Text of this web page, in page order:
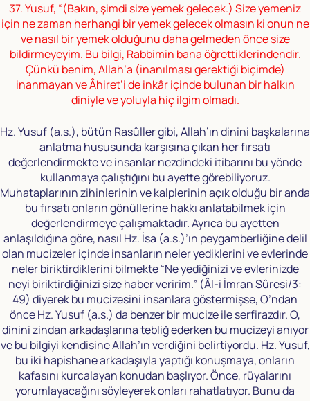
37. Yusuf, “(Bakın, şimdi size yemek gelecek.) Size yemeniz
için ne zaman herhangi bir yemek gelecek olmasın ki onun ne
ve nasıl bir yemek olduğunu daha gelmeden önce size
bildirmeyeyim. Bu bilgi, Rabbimin bana öğrettiklerindendir.
Çünkü benim, Allah’a (inanılması gerektiği biçimde)
inanmayan ve Âhiret’i de inkâr içinde bulunan bir halkın
diniyle ve yoluyla hiç ilgim olmadı.
Hz. Yusuf (a.s.), bütün Rasûller gibi, Allah’ın dinini başkalarına
anlatma hususunda karşısına çıkan her fırsatı
değerlendirmekte ve insanlar nezdindeki itibarını bu yönde
kullanmaya çalıştığını bu ayette görebiliyoruz.
Muhataplarının zihinlerinin ve kalplerinin açık olduğu bir anda
bu fırsatı onların gönüllerine hakkı anlatabilmek için
değerlendirmeye çalışmaktadır. Ayrıca bu ayetten
anlaşıldığına göre, nasıl Hz. İsa (a.s.)’ın peygamberliğine delil
olan mucizeler içinde insanların neler yediklerini ve evlerinde
neler biriktirdiklerini bilmekte “Ne yediğinizi ve evlerinizde
neyi biriktirdiğinizi size haber veririm.” (Âl-i İmran Sûresi/3:
49) diyerek bu mucizesini insanlara göstermişse, O’ndan
önce Hz. Yusuf (a.s.) da benzer bir mucize ile serfirazdır. O,
dinini zindan arkadaşlarına tebliğ ederken bu mucizeyi anıyor
ve bu bilgiyi kendisine Allah’ın verdiğini belirtiyordu. Hz. Yusuf,
bu iki hapishane arkadaşıyla yaptığı konuşmaya, onların
kafasını kurcalayan konudan başlıyor. Önce, rüyalarını
yorumlayacağını söyleyerek onları rahatlatıyor. Bunu da